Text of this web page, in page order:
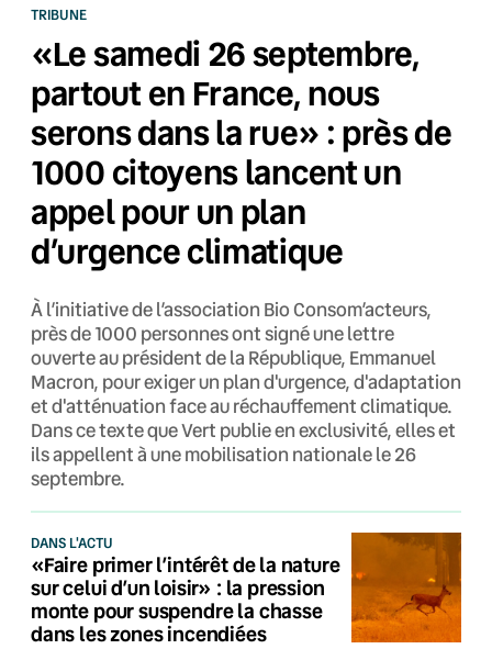
TRIBUNE
«Le samedi 26 septembre,
partout en France, nous
serons dans la rue» : près de
1000 citoyens lancent un
appel pour un plan
d’urgence climatique
À l’initiative de l’association Bio Consom’acteurs,
près de 1000 personnes ont signé une lettre
ouverte au président de la République, Emmanuel
Macron, pour exiger un plan d'urgence, d'adaptation
et d'atténuation face au réchauffement climatique.
Dans ce texte que Vert publie en exclusivité, elles et
ils appellent à une mobilisation nationale le 26
septembre.
DANS L'ACTU
«Faire primer l’intérêt de la nature
sur celui d’un loisir» : la pression
monte pour suspendre la chasse
dans les zones incendiées